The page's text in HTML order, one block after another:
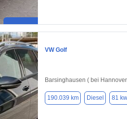
VW Golf
Barsinghausen ( bei
190.039 km Diesel 81